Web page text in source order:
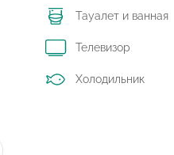
Тауалет и ванная
Телевизор
Холодильник